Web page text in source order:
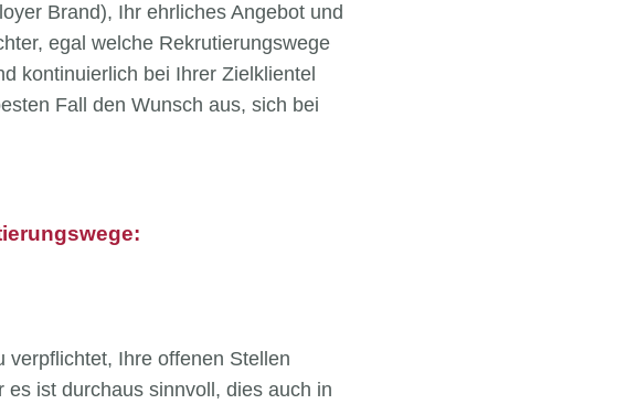
Brand), Ihr ehrliches Angebot und
egal welche Rekrutierungswege
kontinuierlich bei Ihrer Zielklientel
Fall den Wunsch aus, sich bei
verpflichtet, Ihre offenen Stellen
ist durchaus sinnvoll, dies auch in